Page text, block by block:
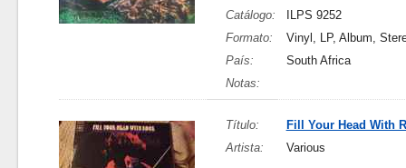
Catálogo:
ILPS 9252
Formato:
Vinyl, LP, Album,
País:
South Africa
Notas:
Título:
Fill Your Head With
Artista:
Various